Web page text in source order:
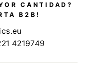
CANTIDAD?
B2B!
4219749